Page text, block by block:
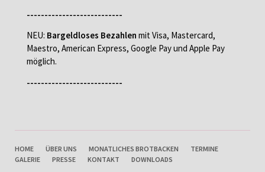
---------------------------
NEU: Bargeldloses Bezahlen mit Visa, Mastercard,
Maestro, American Express, Google Pay und Apple Pay
möglich.
---------------------------
NAVIGATION
ÜBERSPRINGEN
HOME ÜBER UNS MONATLICHES BROTBACKEN
TERMINE
GALERIE
PRESSE KONTAKT DOWNLOADS